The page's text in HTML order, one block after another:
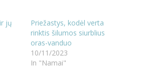
jų
Priežastys, kodėl verta
rinktis šilumos siurblius
oras-vanduo
10/11/2023
In "Namai"